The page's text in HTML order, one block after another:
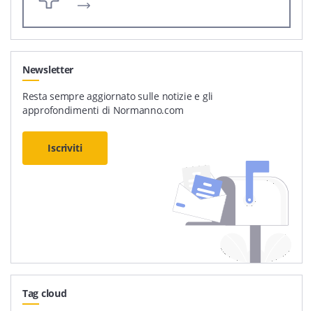
Newsletter
Resta sempre aggiornato sulle notizie e gli
approfondimenti di Normanno.com
Iscriviti
Tag cloud